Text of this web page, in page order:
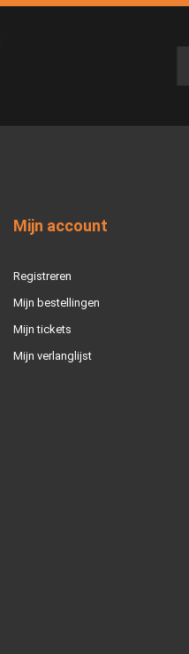
Mijn account
Registreren
Mijn bestellingen
Mijn tickets
Mijn verlanglijst